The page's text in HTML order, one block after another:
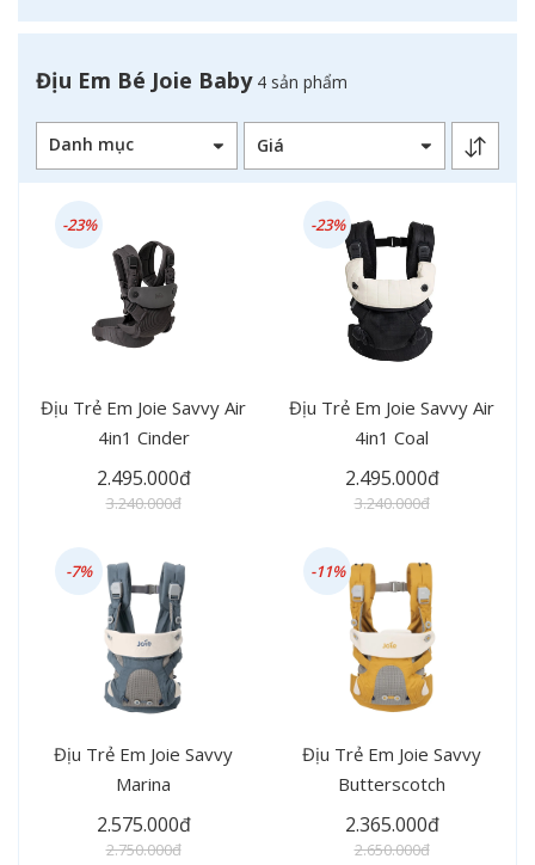
Địu Em Bé Joie Baby 4 sản phẩm
Danh mục
Địu Trẻ Em Joie Savvy Air
4in1 Cinder
2.495.000đ
3.240.000đ
-23%
Địu Trẻ Em Joie Savvy Air
4in1 Coal
2.495.000đ
3.240.000đ
-23%
Địu Trẻ Em Joie Savvy
Marina
2.575.000đ
2.750.000đ
-7%
Địu Trẻ Em Joie Savvy
Butterscotch
2.365.000đ
2.650.000đ
-11%